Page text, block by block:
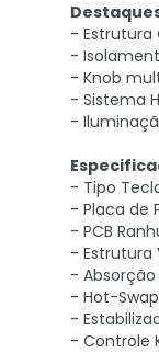
- Estrutura
-
- Knob
- Sistema
-
- Tipo
- Placa de
- PCB
- Estrutura
-
- Hot-
-
- Controle